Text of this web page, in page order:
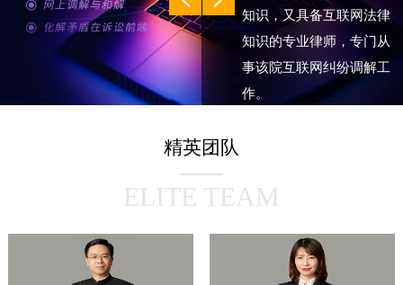
的专业性调解组织，多元
调解促进会的会员单位。
主要以各类金融纠纷为主
要调解范围。
由资深律师、辞职法官等
凭借丰富经验与专业的司
精英团队
ELITE TEAM